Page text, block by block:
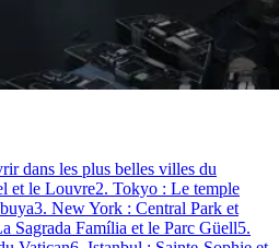
dans les plus belles villes du
et le Louvre2. Tokyo : Le temple
3. New York : Central Park et
Sagrada Família et le Parc Güell5.